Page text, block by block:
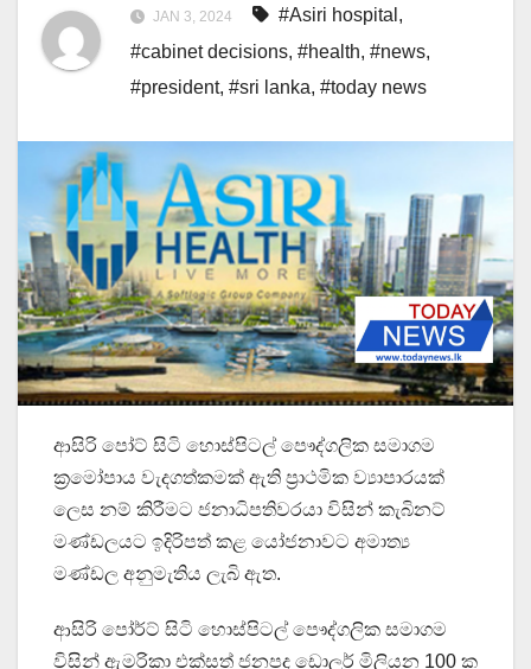
JAN 3, 2024 #Asiri hospital ,
#cabinet decisions, #health, #news,
#president, #sri lanka, #today news
ආසිරි පෝට් සිටි හොස්පිටල් පෞද්ගලික සමාගම
ක්‍රමෝපාය වැදගත්කමක් ඇති ප්‍රාථමික ව්‍යාපාරයක්
ලෙස නම් කිරීමට ජනාධිපතිවරයා විසින් කැබිනට්
මණ්ඩලයට ඉදිරිපත් කළ යෝජනාවට අමාත්‍ය
මණ්ඩල අනුමැතිය ලැබි ඇත.
ආසිරි පෝර්ට් සිටි හොස්පිටල් පෞද්ගලික සමාගම
විසින් ඇමරිකා එක්සත් ජනපද ඩොලර් මිලියන 100 ක